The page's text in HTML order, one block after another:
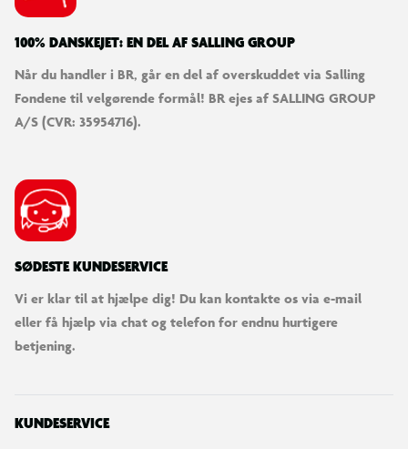
100% DANSKEJET: EN DEL AF SALLING GROUP
Når du handler i BR, går en del af overskuddet via Salling
Fondene til velgørende formål! BR ejes af SALLING GROUP
A/S (CVR: 35954716).
SØDESTE KUNDESERVICE
Vi er klar til at hjælpe dig! Du kan kontakte os via e-mail
eller få hjælp via chat og telefon for endnu hurtigere
betjening.
KUNDESERVICE